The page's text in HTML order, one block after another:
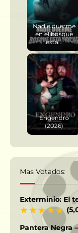
Nadie duerme
en el bosque
esta...
Engendro
(2026)
Mas Votados:
Exterminio: El
Pantera Negra